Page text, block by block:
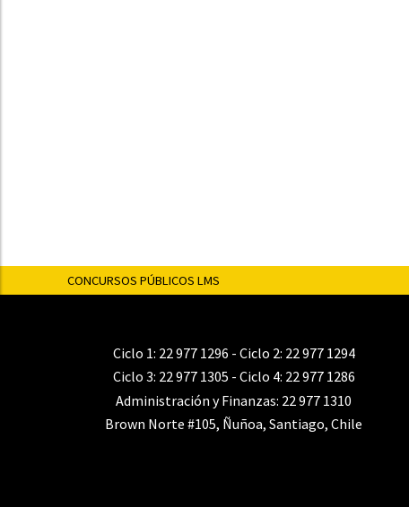
CONCURSOS PÚBLICOS LMS
Ciclo 1: 22 977 1296 - Ciclo 2: 22 977 1294
Ciclo 3: 22 977 1305 - Ciclo 4: 22 977 1286
Administración y Finanzas: 22 977 1310
Brown Norte #105, Ñuñoa, Santiago, Chile